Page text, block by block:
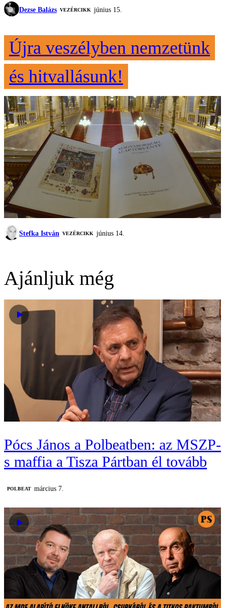
Dezse Balázs VEZÉRCIKK június 15.
Újra veszélyben nemzetünk
és hitvallásunk!
Stefka István VEZÉRCIKK június 14.
Ajánljuk még
Pócs János a Polbeatben: az MSZP-
s maffia a Tisza Pártban él tovább
‎POLBEAT március 7.